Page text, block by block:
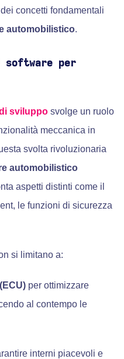
concetti fondamentali
automobilistico.
software per
sviluppo svolge un ruolo
meccanica in
svolta rivoluzionaria
automobilistico
aspetti distinti come il
le funzioni di sicurezza
si limitano a:
per ottimizzare
al contempo le
interni piacevoli e